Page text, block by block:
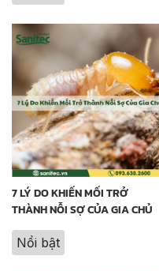
7 LÝ DO KHIẾN MỐI TRỞ
THÀNH NỖI SỢ CỦA GIA CHỦ
Nổi bật